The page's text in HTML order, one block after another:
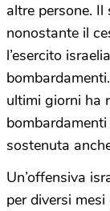
altre persone. Il
nonostante il
l’esercito
ultimi giorni ha
sostenuta
Un’offensiva
per diversi mesi